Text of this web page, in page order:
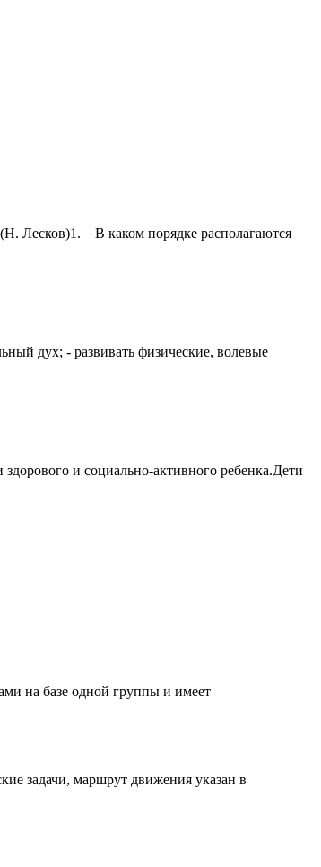
Лесков)1. В каком порядке располагаются
дух; - развивать физические, волевые
и социально-активного ребенка.Дети
на базе одной группы и имеет
задачи, маршрут движения указан в